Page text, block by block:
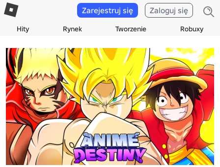
Hity Rynek Tworzenie Robuxy
Zarejestruj się Zaloguj się